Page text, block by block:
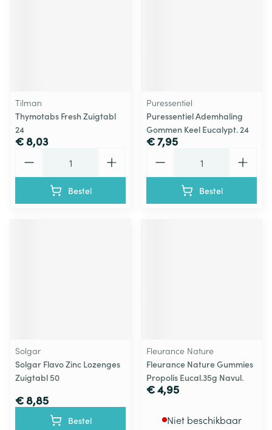
Tilman
Thymotabs Fresh Zuigtabl
24
€ 8,03
Bestel
Puressentiel
Puressentiel Ademhaling
Gommen Keel Eucalypt. 24
€ 7,95
Bestel
Solgar
Solgar Flavo Zinc Lozenges
Zuigtabl 50
€ 8,85
Bestel
Fleurance Nature
Fleurance Nature Gummies
Propolis Eucal.35g Navul.
€ 4,95
Niet beschikbaar